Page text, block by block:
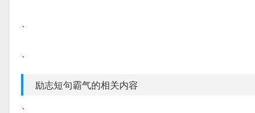
、
、
励志短句霸气的相关内容
、